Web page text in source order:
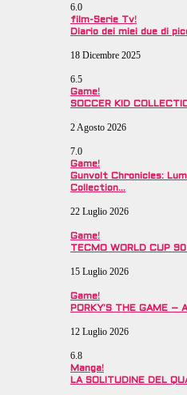
6.0
film-Serie Tv!
Diario dei miei due di
18 Dicembre 2025
6.5
Game!
SOCCER KID
2 Agosto 2026
7.0
Game!
Gunvolt Chronicles:
Collection…
22 Luglio 2026
Game!
TECMO WORLD CUP
15 Luglio 2026
Game!
PORKY’S THE GAME –
12 Luglio 2026
6.8
Manga!
LA SOLITUDINE DEL